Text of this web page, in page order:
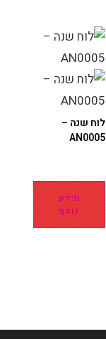
לוח שנה –
AN0005
מידע
נוסף